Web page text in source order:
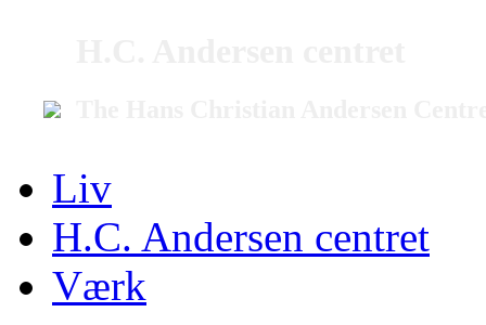
Liv
H.C. Andersen centret
Værk